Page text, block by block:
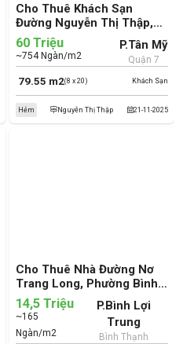
Cho Thuê Khách Sạn
Đường Nguyễn Thị Thập,
Phường Tân Mỹ, Quận 7
(cũ)
Khách Sạn
79.55 m2(8 x 20)
60 Triệu
~754 Ngàn/m2
P.Tân Mỹ
Quận 7
21-11-2025
Hẻm Nguyễn Thị Thập
Cho Thuê Nhà Đường Nơ
Trang Long, Phường Bình
Lợi Trung, Quận Bình
Thạnh (cũ)
14,5 Triệu
~165
Ngàn/m2
P.Bình Lợi
Trung
Bình Thạnh